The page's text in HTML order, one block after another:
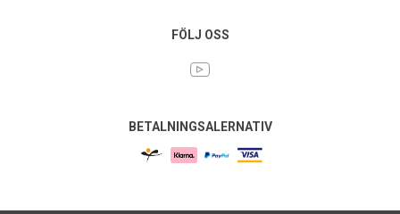
FÖLJ OSS
BETALNINGSALERNATIV